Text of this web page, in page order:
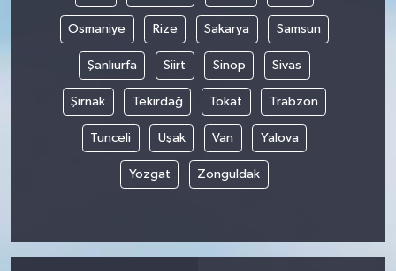
Osmaniye Rize Sakarya Samsun
Şanlıurfa Siirt Sinop Sivas
Şırnak Tekirdağ Tokat Trabzon
Tunceli Uşak Van Yalova
Yozgat Zonguldak